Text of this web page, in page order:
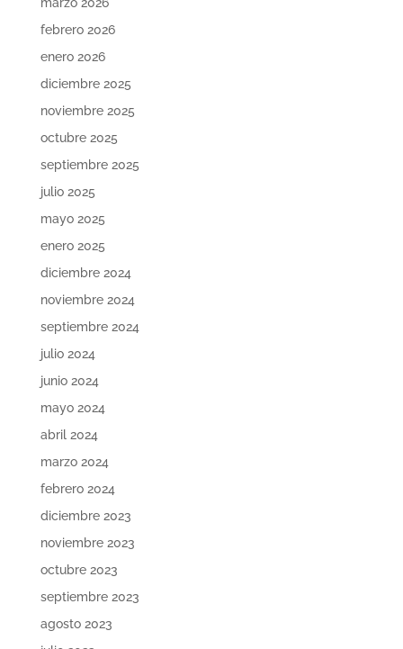
marzo 2026
febrero 2026
enero 2026
diciembre 2025
noviembre 2025
octubre 2025
septiembre 2025
julio 2025
mayo 2025
enero 2025
diciembre 2024
noviembre 2024
septiembre 2024
julio 2024
junio 2024
mayo 2024
abril 2024
marzo 2024
febrero 2024
diciembre 2023
noviembre 2023
octubre 2023
septiembre 2023
agosto 2023